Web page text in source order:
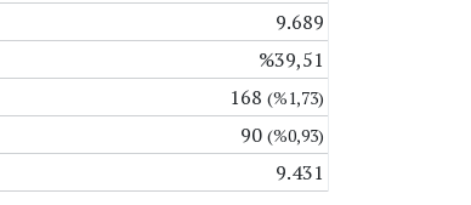
9.689
%39,51
168 (%1,73)
90 (%0,93)
9.431